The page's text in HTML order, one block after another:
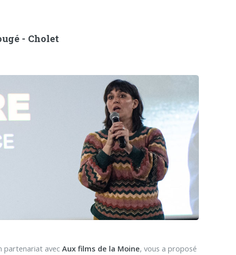
- Cholet
partenariat avecAux films de la Moine, vous a proposé